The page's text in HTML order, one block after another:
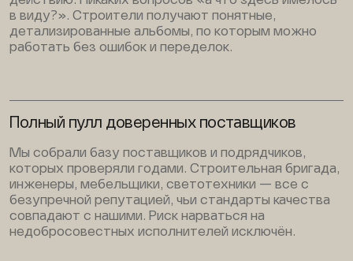
в виду?». Строители получают понятные,
детализированные альбомы, по которым можно
работать без ошибок и переделок.
Полный пулл доверенных поставщиков
Мы собрали базу поставщиков и подрядчиков,
которых проверяли годами. Строительная бригада,
инженеры, мебельщики, светотехники — все с
безупречной репутацией, чьи стандарты качества
совпадают с нашими. Риск нарваться на
недобросовестных исполнителей исключён.